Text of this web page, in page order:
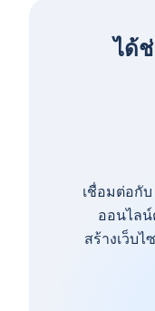
ได้
เชื่อมต่อกับ
ออนไลน์
สร้างเว็บ